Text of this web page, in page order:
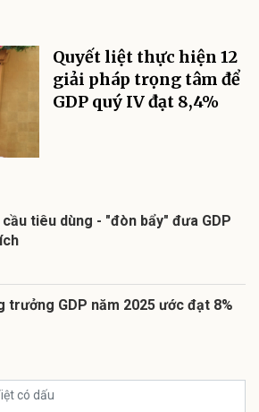
Quyết liệt thực hiện 12
giải pháp trọng tâm để
GDP quý IV đạt 8,4%
cầu tiêu dùng - "đòn bẩy" đưa GDP
trưởng GDP năm 2025 ước đạt 8%